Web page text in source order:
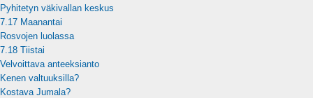
Pyhitetyn väkivallan keskus
7.17 Maanantai
Rosvojen luolassa
7.18 Tiistai
Velvoittava anteeksianto
Kenen valtuuksilla?
Kostava Jumala?